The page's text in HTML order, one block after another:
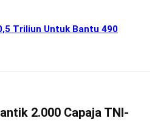
Triliun Untuk Bantu 490
2.000 Capaja TNI-